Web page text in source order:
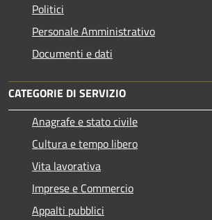
Politici
Personale Amministrativo
Documenti e dati
CATEGORIE DI SERVIZIO
Anagrafe e stato civile
Cultura e tempo libero
Vita lavorativa
Imprese e Commercio
Appalti pubblici